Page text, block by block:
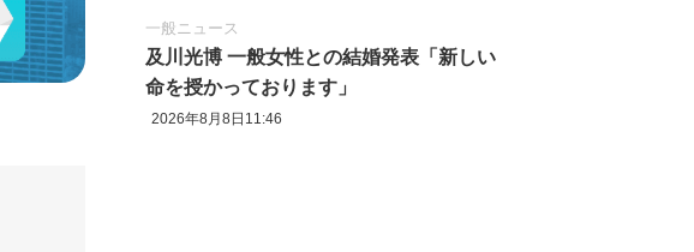
一般ニュース
及川光博 一般女性との結婚発表「新しい
命を授かっております」
2026年8月8日11:46